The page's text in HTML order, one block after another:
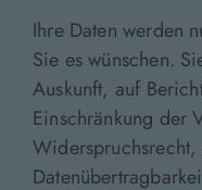
Ihre Daten werden
Sie es wünschen.
Auskunft, auf
Einschränkung der
Widerspruchsrecht,